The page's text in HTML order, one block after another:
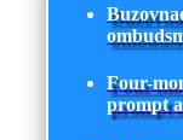
Four-
prompt